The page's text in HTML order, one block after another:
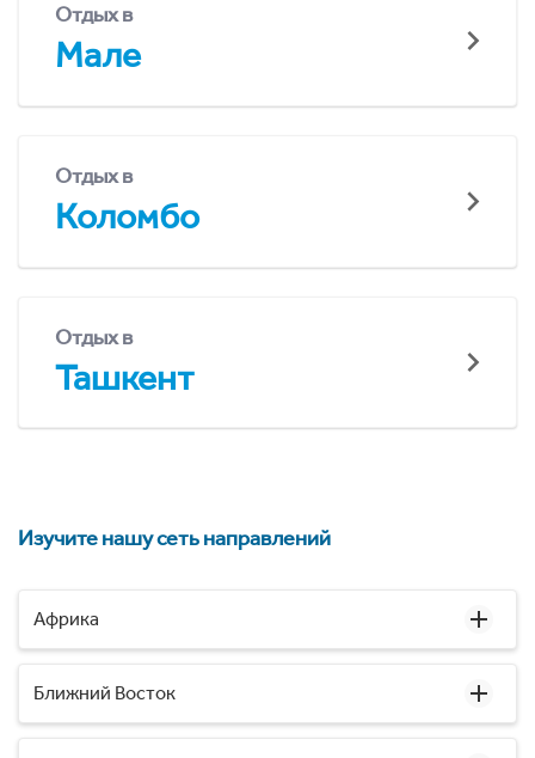
Отдых в
Мале
Отдых в
Коломбо
Отдых в
Ташкент
Изучите нашу сеть направлений
Африка
Ближний Восток